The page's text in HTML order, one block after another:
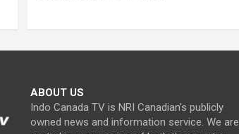
ABOUT US
Indo Canada TV is NRI Canadian’s publicly
owned news and information service. We are